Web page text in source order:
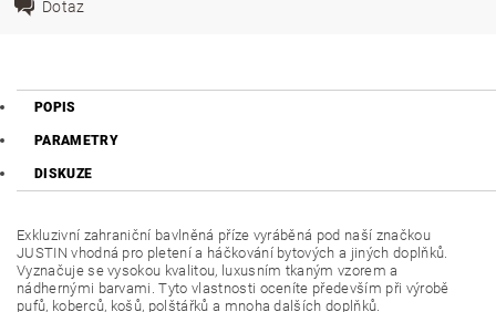
Dotaz
POPIS
PARAMETRY
DISKUZE
Exkluzivní zahraniční bavlněná příze vyráběná pod naší značkou
JUSTIN vhodná pro pletení a háčkování bytových a jiných doplňků.
Vyznačuje se vysokou kvalitou, luxusním tkaným vzorem a
nádhernými barvami. Tyto vlastnosti oceníte především při výrobě
pufů, koberců, košů, polštářků a mnoha dalších doplňků.